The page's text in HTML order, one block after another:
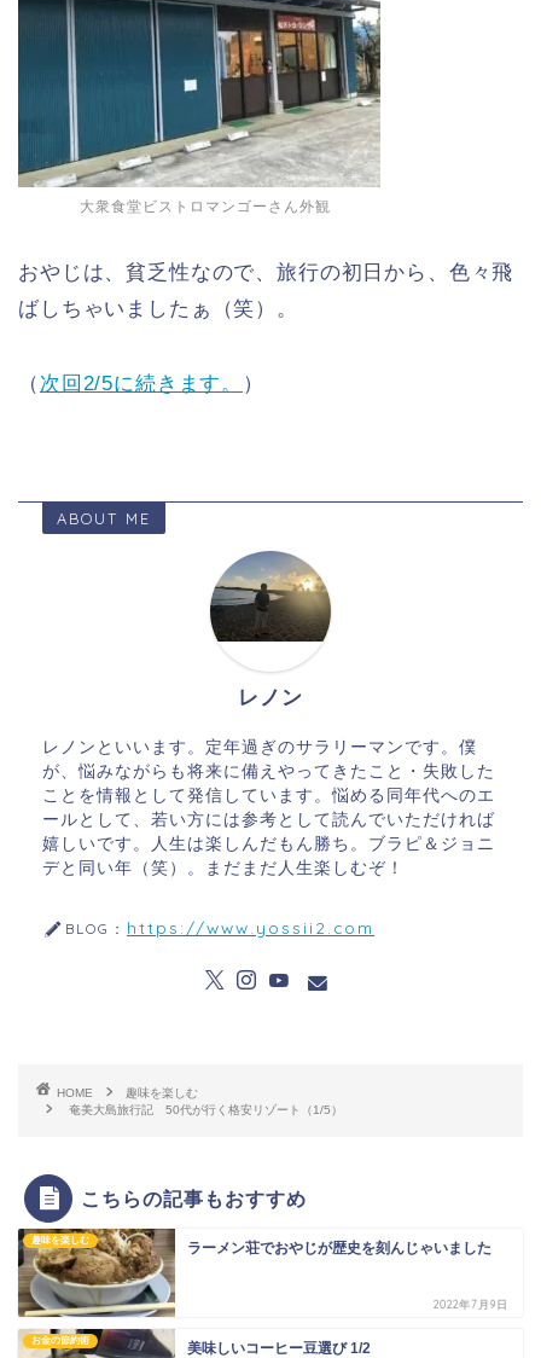
大衆食堂ビストロマンゴーさん外観
おやじは、貧乏性なので、旅行の初日から、色々飛
ばしちゃいましたぁ（笑）。
（ 次回2/5に続きます。 ）
ABOUT ME
レノン
レノンといいます。定年過ぎのサラリーマンです。僕
が、悩みながらも将来に備えやってきたこと・失敗した
ことを情報として発信しています。悩める同年代へのエ
ールとして、若い方には参考として読んでいただければ
嬉しいです。人生は楽しんだもん勝ち。ブラピ＆ジョニ
デと同い年（笑）。まだまだ人生楽しむぞ！
BLOG： https://www.yossii2.com
HOME
趣味を楽しむ
奄美大島旅行記 50代が行く格安リゾート（1/5）
こちらの記事もおすすめ
趣味を楽しむ ラーメン荘でおやじが歴史を刻んじゃいました
2022年7月9日
お金の節約術 美味しいコーヒー豆選び 1/2